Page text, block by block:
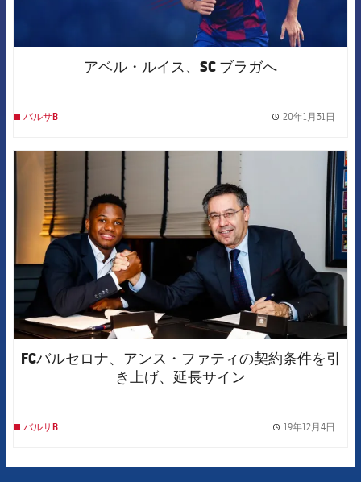
アベル・ルイス、SC ブラガへ
バルサB 20年1月31日
FCB Barcelona badge
FCバルセロナ、アンス・ファティの契約条件を引
き上げ、延長サイン
バルサB 19年12月4日